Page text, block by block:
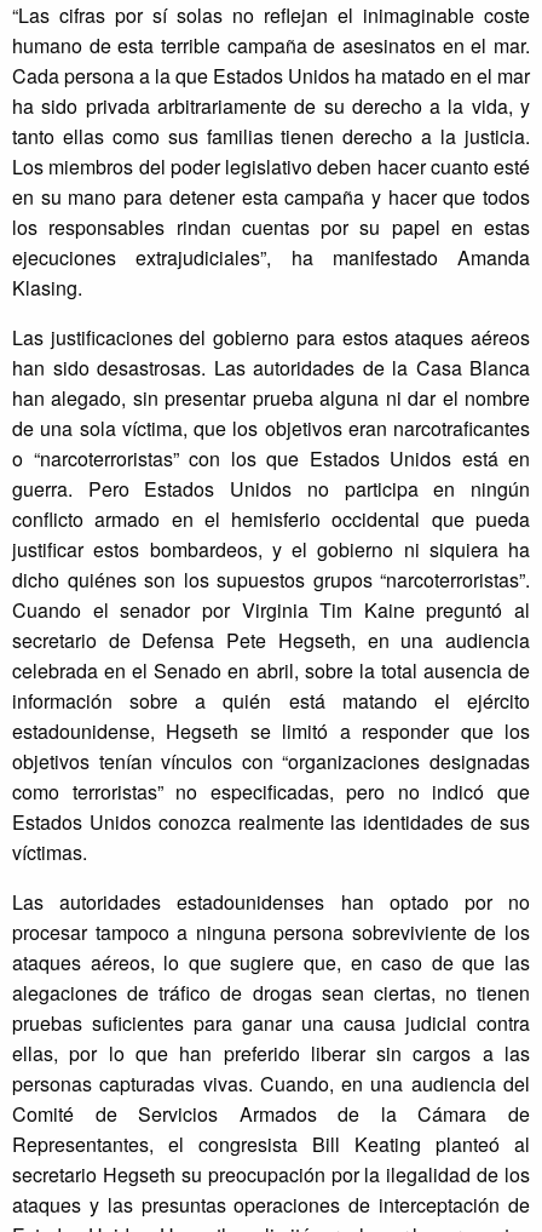
“Las cifras por sí solas no reflejan el inimaginable coste
humano de esta terrible campaña de asesinatos en el mar.
Cada persona a la que Estados Unidos ha matado en el mar
ha sido privada arbitrariamente de su derecho a la vida, y
tanto ellas como sus familias tienen derecho a la justicia.
Los miembros del poder legislativo deben hacer cuanto esté
en su mano para detener esta campaña y hacer que todos
los responsables rindan cuentas por su papel en estas
ejecuciones extrajudiciales”, ha manifestado Amanda
Klasing.
Las justificaciones del gobierno para estos ataques aéreos
han sido desastrosas. Las autoridades de la Casa Blanca
han alegado, sin presentar prueba alguna ni dar el nombre
de una sola víctima, que los objetivos eran narcotraficantes
o “narcoterroristas” con los que Estados Unidos está en
guerra. Pero Estados Unidos no participa en ningún
conflicto armado en el hemisferio occidental que pueda
justificar estos bombardeos, y el gobierno ni siquiera ha
dicho quiénes son los supuestos grupos “narcoterroristas”.
Cuando el senador por Virginia Tim Kaine preguntó al
secretario de Defensa Pete Hegseth, en una audiencia
celebrada en el Senado en abril, sobre la total ausencia de
información sobre a quién está matando el ejército
estadounidense, Hegseth se limitó a responder que los
objetivos tenían vínculos con “organizaciones designadas
como terroristas” no especificadas, pero no indicó que
Estados Unidos conozca realmente las identidades de sus
víctimas.
Las autoridades estadounidenses han optado por no
procesar tampoco a ninguna persona sobreviviente de los
ataques aéreos, lo que sugiere que, en caso de que las
alegaciones de tráfico de drogas sean ciertas, no tienen
pruebas suficientes para ganar una causa judicial contra
ellas, por lo que han preferido liberar sin cargos a las
personas capturadas vivas. Cuando, en una audiencia del
Comité de Servicios Armados de la Cámara de
Representantes, el congresista Bill Keating planteó al
secretario Hegseth su preocupación por la ilegalidad de los
ataques y las presuntas operaciones de interceptación de